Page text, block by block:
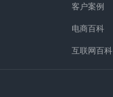
客户案例
电商百科
互联网百科